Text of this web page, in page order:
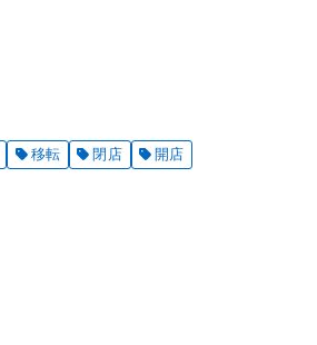
移転 閉店 開店